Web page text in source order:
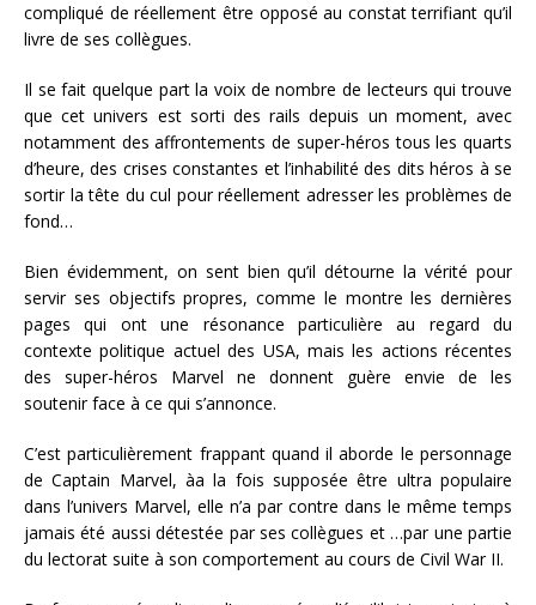
compliqué de réellement être opposé au constat terrifiant qu’il
livre de ses collègues.
Il se fait quelque part la voix de nombre de lecteurs qui trouve
que cet univers est sorti des rails depuis un moment, avec
notamment des affrontements de super-héros tous les quarts
d’heure, des crises constantes et l’inhabilité des dits héros à se
sortir la tête du cul pour réellement adresser les problèmes de
fond…
Bien évidemment, on sent bien qu’il détourne la vérité pour
servir ses objectifs propres, comme le montre les dernières
pages qui ont une résonance particulière au regard du
contexte politique actuel des USA, mais les actions récentes
des super-héros Marvel ne donnent guère envie de les
soutenir face à ce qui s’annonce.
C’est particulièrement frappant quand il aborde le personnage
de Captain Marvel, àa la fois supposée être ultra populaire
dans l’univers Marvel, elle n’a par contre dans le même temps
jamais été aussi détestée par ses collègues et …par une partie
du lectorat suite à son comportement au cours de Civil War II.